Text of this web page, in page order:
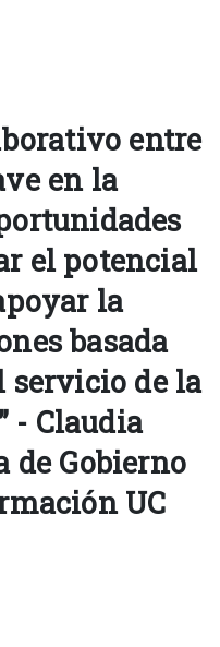
entre
en la
el potencial
la
basada
servicio de la
- Claudia
de Gobierno
UC